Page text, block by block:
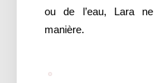
ou de l’eau, Lara
manière.